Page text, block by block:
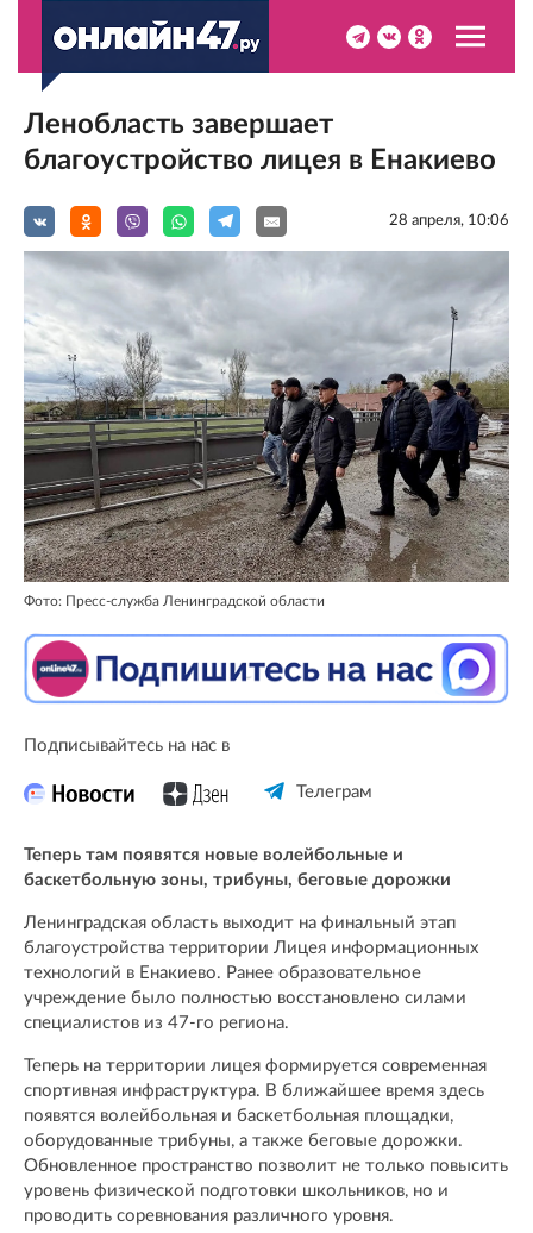
Ленобласть завершает
благоустройство лицея в Енакиево
28 апреля, 10:06
Фото: Пресс-служба Ленинградской области
Подписывайтесь на нас в
Телеграм
Теперь там появятся новые волейбольные и
баскетбольную зоны, трибуны, беговые дорожки
Ленинградская область выходит на финальный этап
благоустройства территории Лицея информационных
технологий в Енакиево. Ранее образовательное
учреждение было полностью восстановлено силами
специалистов из 47-го региона.
Теперь на территории лицея формируется современная
спортивная инфраструктура. В ближайшее время здесь
появятся волейбольная и баскетбольная площадки,
оборудованные трибуны, а также беговые дорожки.
Обновленное пространство позволит не только повысить
уровень физической подготовки школьников, но и
проводить соревнования различного уровня.